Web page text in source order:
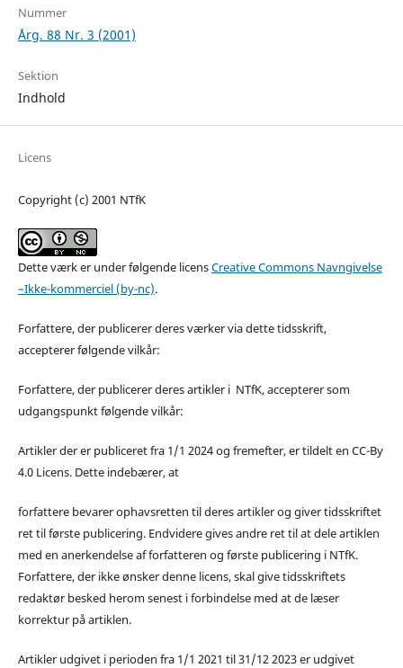
Nummer
Årg. 88 Nr. 3 (2001)
Sektion
Indhold
Licens
Copyright (c) 2001 NTfK
Dette værk er under følgende licensCreative Commons Navngivelse
–Ikke-kommerciel (by-nc).
Forfattere, der publicerer deres værker via dette tidsskrift,
accepterer følgende vilkår:
Forfattere, der publicerer deres artikler i NTfK, accepterer som
udgangspunkt følgende vilkår:
Artikler der er publiceret fra 1/1 2024 og fremefter, er tildelt en CC-By
4.0 Licens. Dette indebærer, at
forfattere bevarer ophavsretten til deres artikler og giver tidsskriftet
ret til første publicering. Endvidere gives andre ret til at dele artiklen
med en anerkendelse af forfatteren og første publicering i NTfK.
Forfattere, der ikke ønsker denne licens, skal give tidsskriftets
redaktør besked herom senest i forbindelse med at de læser
korrektur på artiklen.
Artikler udgivet i perioden fra 1/1 2021 til 31/12 2023 er udgivet